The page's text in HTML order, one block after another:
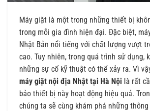
Máy giặt là một trong những thiết bị
trong mỗi gia đình hiện đại. Đặc biệt,
Nhật Bản nổi tiếng với chất lượng vượt
cao. Tuy nhiên, trong quá trình sử dụng,
những sự cố kỹ thuật có thể xảy ra. Vì
máy giặt nội địa Nhật tại Hà Nội là rất
bảo thiết bị này hoạt động hiệu quả.
chúng ta sẽ cùng khám phá những